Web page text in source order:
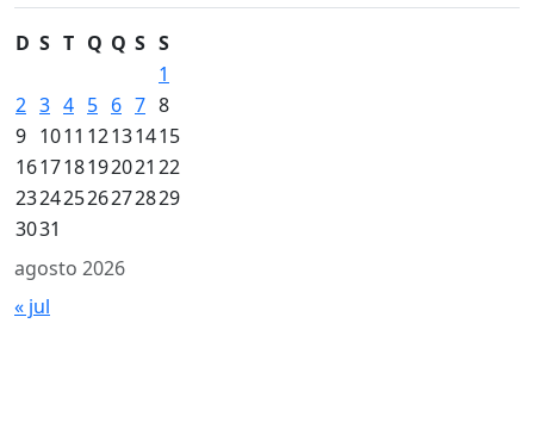
agosto 2026
D S T Q Q S S
1
2 3 4 5 6 7 8
9 1011 12131415
161718192021 22
23242526272829
3031
« jul